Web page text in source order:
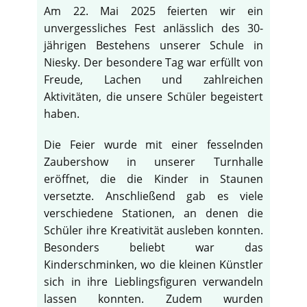
Am 22. Mai 2025 feierten wir ein
unvergessliches Fest anlässlich des 30-
jährigen Bestehens unserer Schule in
Niesky. Der besondere Tag war erfüllt von
Freude, Lachen und zahlreichen
Aktivitäten, die unsere Schüler begeistert
haben.
Die Feier wurde mit einer fesselnden
Zaubershow in unserer Turnhalle
eröffnet, die die Kinder in Staunen
versetzte. Anschließend gab es viele
verschiedene Stationen, an denen die
Schüler ihre Kreativität ausleben konnten.
Besonders beliebt war das
Kinderschminken, wo die kleinen Künstler
sich in ihre Lieblingsfiguren verwandeln
lassen konnten. Zudem wurden